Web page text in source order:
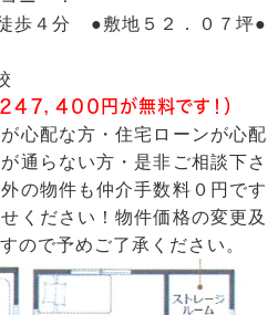
歩４分 ●敷地５２．０７坪●
７，４００円が無料です！）
心配な方・住宅ローンが心配
通らない方・是非ご相談下さ
の物件も仲介手数料０円です
ください！物件価格の変更及
ので予めご了承ください。